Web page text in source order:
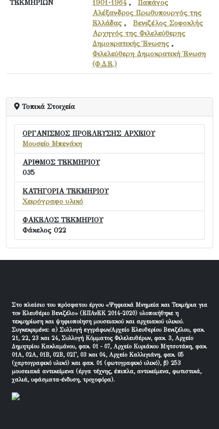
ΤΕΚΜΗΡΙΩΝ
1901-1964 , Παπάγος
Αλέξανδρος Πρωθυπουργός της
Ελλάδας , Βενιζέλος Σοφοκλής
Αρχηγός της Φιλελεύθερης
Δημοκρατικής Ένωσης ,
Φιλελεύθερη Δημοκρατική Ένωση
(Φ.Δ.Ε.)
Τοπικά Στοιχεία
ΟΡΓΑΝΙΣΜΟΣ ΠΡΟΕΛΕΥΣΗΣ ΑΡΧΕΙΟΥ
Μουσείο Μπενάκη
ΑΡΙΘΜΟΣ ΤΕΚΜΗΡΙΟΥ
035
ΚΑΤΗΓΟΡΙΑ ΤΕΚΜΗΡΙΟΥ
Χειρόγραφο υλικό
ΦΑΚΕΛΟΣ ΤΕΚΜΗΡΙΟΥ
Φάκελος 022
Στο πλαίσιο του πρόσφατου έργου «Ψηφιακά Μνημεία και Τεκμήρια για
τον Ελευθέριο Βενιζέλο» (ΕΠΑνΕΚ 2014-2020) υλοποιήθηκε η
τεκμηρίωση και ψηφιοποίηση μουσειακού και αρχειακού υλικού.
Συγκεκριμένα: α) Συλλογή εγγράφων/Αρχείο Ελευθερίου Βενιζέλου, φακ.
21, 22, 23 και 24, Συλλογή Κόμματος Φιλελευθέρων, φακ. 3, Αρχείο
Δημητρίου Κακλαμάνου, φακ. 01 - 07, Αρχείο Κυριάκου Μητσοτάκη, φακ.
01Α, 02Α, 01Β, 02Β, 02Γ, 03 και 04, Αρχείο Καλλιγιάνη, φακ. 05
(χαρτογραφικό υλικό) και φακ. 01 (φωτογραφικό υλικό), β) 253
μουσειακά αντικείμενα (έργα τέχνης, έπιπλα, αντικείμενα, φωτιστικά,
χαλιά, υφάσματα-ένδυση, τροχοφόρα).